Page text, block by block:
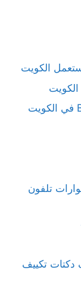
الكويت
تلفون
تكييف